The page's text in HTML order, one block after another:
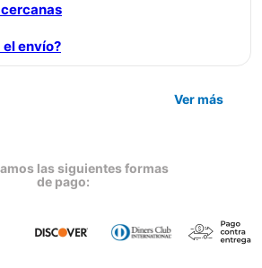
envío?
Ver más
las siguientes formas
de pago: